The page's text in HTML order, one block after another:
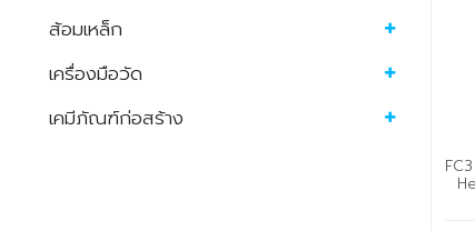
ส้อมเหล็ก
เครื่องมือวัด
เคมีภัณฑ์ก่อสร้าง